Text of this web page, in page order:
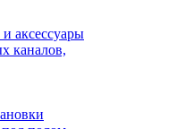
аксессуары
каналов,